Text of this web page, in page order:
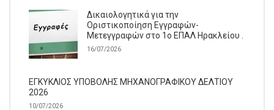
Δικαιολογητικά για την
Οριστικοποίηση Εγγραφών-
Μετεγγραφών στο 1ο ΕΠΑΛ Ηρακλείου .
16/07/2026
ΕΓΚΥΚΛΙΟΣ ΥΠΟΒΟΛΗΣ ΜΗΧΑΝΟΓΡΑΦΙΚΟΥ ΔΕΛΤΙΟΥ
2026
10/07/2026